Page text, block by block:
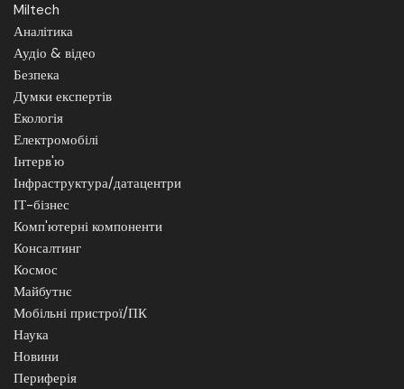
Miltech
Аналітика
Аудіо & відео
Безпека
Думки експертів
Екологія
Електромобілі
Інтерв'ю
Інфраструктура/датацентри
ІТ-бізнес
Комп'ютерні компоненти
Консалтинг
Космос
Майбутнє
Мобільні пристрої/ПК
Наука
Новини
Периферія